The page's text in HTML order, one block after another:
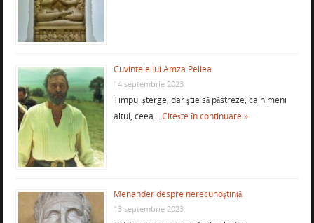
Cuvintele lui Amza Pellea
14 septembrie 2023
Timpul şterge, dar ştie să păstreze, ca nimeni
altul, ceea …Citește în continuare »
Menander despre nerecunoştinţă
13 septembrie 2023